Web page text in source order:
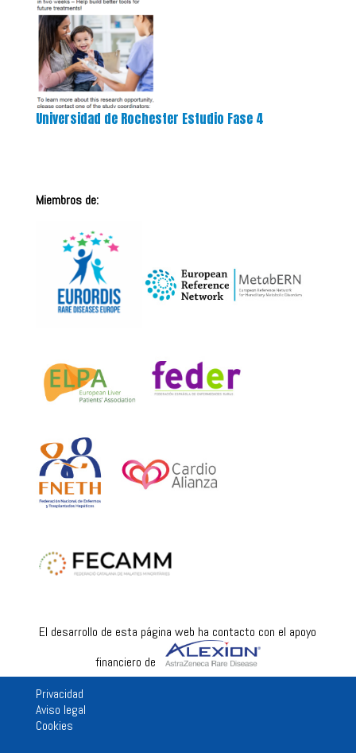
Universidad de Rochester Estudio Fase 4
Miembros de:
El desarrollo de esta página web ha contacto con el apoyo
financiero de
Privacidad
Aviso legal
Cookies